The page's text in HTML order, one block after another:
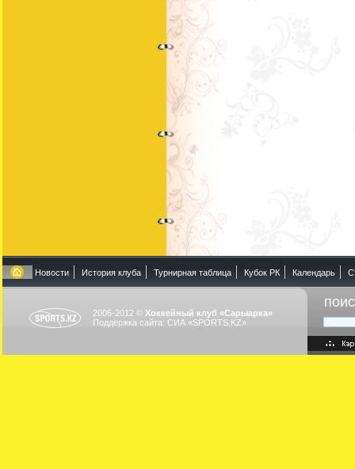
Новости История клуба Турнирная таблица Кубок РК Календарь
2006-2012 © Хоккейный клуб «Сарыарка»
Поддержка сайта: СИА «SPORTS.KZ»